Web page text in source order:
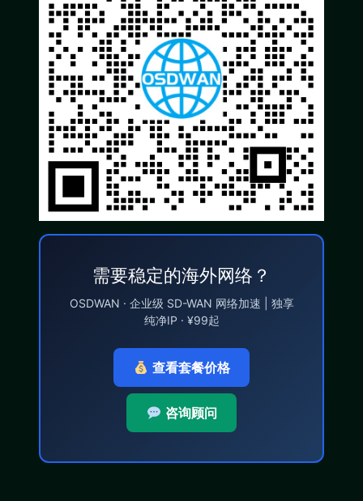
需要稳定的海外网络？
OSDWAN · 企业级 SD-WAN 网络加速 | 独享
纯净IP · ¥99起
查看套餐价格
咨询顾问